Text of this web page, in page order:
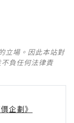
立場。因此本站對
負任何法律責
企劃》